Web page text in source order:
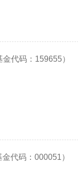
金代码：159655）
金代码：000051）